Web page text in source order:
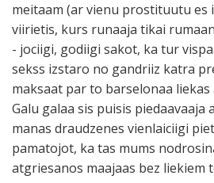
meitaam (ar vienu prostituutu es
viirietis, kurs runaaja tikai
- jociigi, godiigi sakot, ka tur
sekss izstaro no gandriiz katra
maksaat par to barselonaa
Galu galaa sis puisis piedaavaaja
manas draudzenes vienlaiciigi
pamatojot, ka tas mums
atgriesanos maajaas bez liekiem